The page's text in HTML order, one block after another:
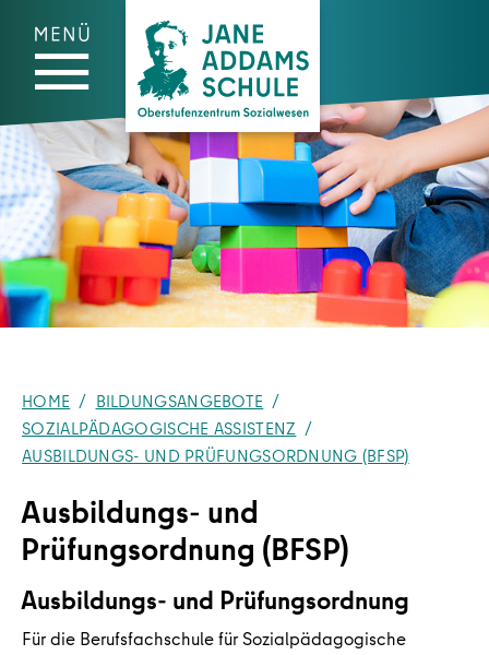
Zum Hauptinhalt springen
Zum Fußzeilenmenü springen
Zum Cookie-Banner springen
HOME
BILDUNGSANGEBOTE
SOZIALPÄDAGOGISCHE ASSISTENZ
AUSBILDUNGS- UND PRÜFUNGSORDNUNG (BFSP)
Ausbildungs- und
Prüfungsordnung (BFSP)
Ausbildungs- und Prüfungsordnung
Für die Berufsfachschule für Sozialpädagogische